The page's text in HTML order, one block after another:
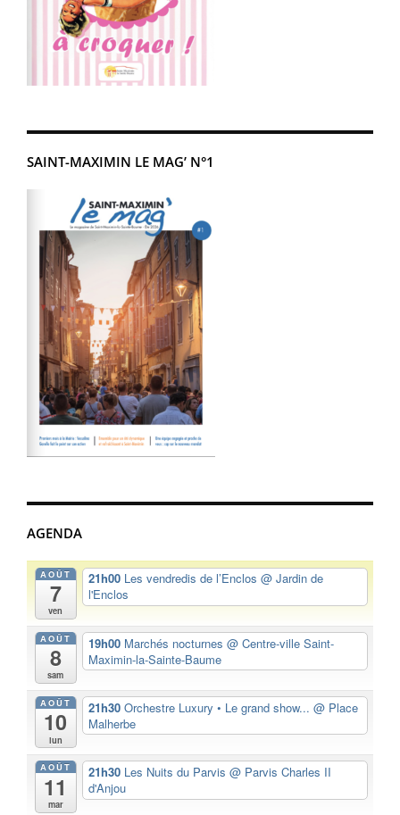
SAINT-MAXIMIN LE MAG’ N°1
AGENDA
AOÛT
7
ven
21h00 Les vendredis de l’Enclos @ Jardin de
l'Enclos
AOÛT
8
sam
19h00 Marchés nocturnes @ Centre-ville Saint-
Maximin-la-Sainte-Baume
AOÛT
10
lun
21h30 Orchestre Luxury • Le grand show... @ Place
Malherbe
AOÛT
11
mar
21h30 Les Nuits du Parvis @ Parvis Charles II
d'Anjou